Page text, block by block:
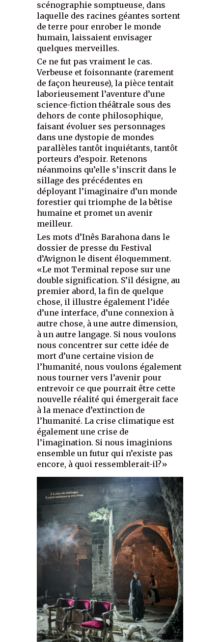
scénographie somptueuse, dans
laquelle des racines géantes sortent
de terre pour enrober le monde
humain, laissaient envisager
quelques merveilles.
Ce ne fut pas vraiment le cas.
Verbeuse et foisonnante (rarement
de façon heureuse), la pièce tentait
laborieusement l’aventure d’une
science-fiction théâtrale sous des
dehors de conte philosophique,
faisant évoluer ses personnages
dans une dystopie de mondes
parallèles tantôt inquiétants, tantôt
porteurs d’espoir. Retenons
néanmoins qu’elle s’inscrit dans le
sillage des précédentes en
déployant l’imaginaire d’un monde
forestier qui triomphe de la bêtise
humaine et promet un avenir
meilleur.
Les mots d’Inês Barahona dans le
dossier de presse du Festival
d’Avignon le disent éloquemment.
«Le mot Terminal repose sur une
double signification. S’il désigne, au
premier abord, la fin de quelque
chose, il illustre également l’idée
d’une interface, d’une connexion à
autre chose, à une autre dimension,
à un autre langage. Si nous voulons
nous concentrer sur cette idée de
mort d’une certaine vision de
l’humanité, nous voulons également
nous tourner vers l’avenir pour
entrevoir ce que pourrait être cette
nouvelle réalité qui émergerait face
à la menace d’extinction de
l’humanité. La crise climatique est
également une crise de
l’imagination. Si nous imaginions
ensemble un futur qui n’existe pas
encore, à quoi ressemblerait-il?»